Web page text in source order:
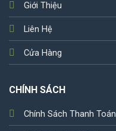
Giới Thiệu
Liên Hệ
Cửa Hàng
CHÍNH SÁCH
Chính Sách Thanh Toán